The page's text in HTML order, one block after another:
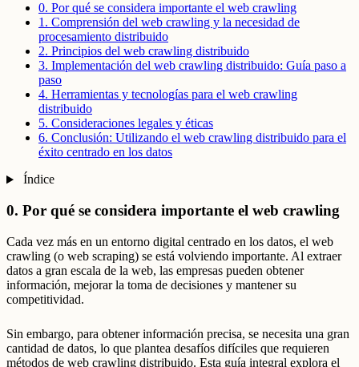
0. Por qué se considera importante el web crawling
1. Comprensión del web crawling y la necesidad de
procesamiento distribuido
2. Principios del web crawling distribuido
3. Implementación del web crawling distribuido: Guía paso a
paso
4. Herramientas y tecnologías para el web crawling
distribuido
5. Consideraciones legales y éticas
6. Conclusión: Utilizando el web crawling distribuido para el
éxito centrado en los datos
Índice
0. Por qué se considera importante el web crawling
Cada vez más en un entorno digital centrado en los datos, el web
crawling (o web scraping) se está volviendo importante. Al extraer
datos a gran escala de la web, las empresas pueden obtener
información, mejorar la toma de decisiones y mantener su
competitividad.
Sin embargo, para obtener información precisa, se necesita una gran
cantidad de datos, lo que plantea desafíos difíciles que requieren
métodos de web crawling distribuido. Esta guía integral explora el